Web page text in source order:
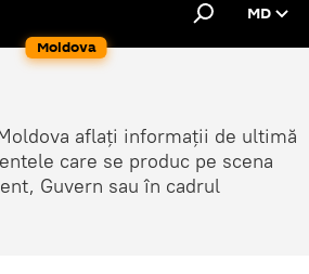
Moldova
MD
aflați informații de ultimă
care se produc pe scena
Guvern sau în cadrul